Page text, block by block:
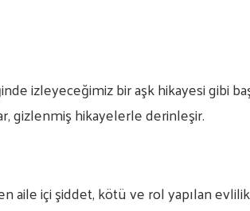
izleyeceğimiz bir aşk hikayesi gibi
gizlenmiş hikayelerle derinleşir.
aile içi şiddet, kötü ve rol yapılan